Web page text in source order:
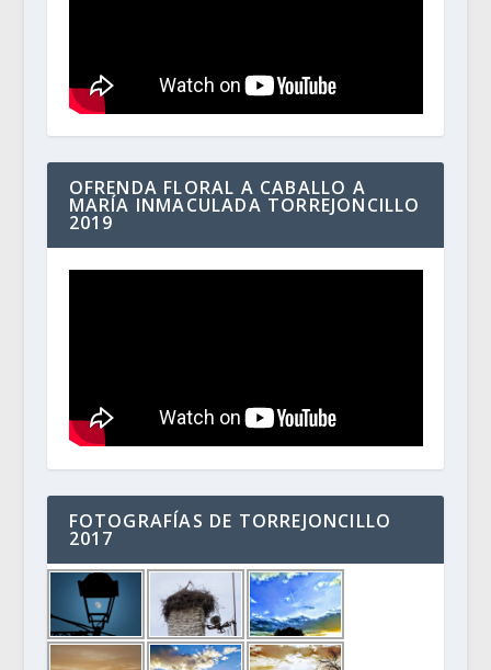
OFRENDA FLORAL A CABALLO A
MARÍA INMACULADA TORREJONCILLO
2019
FOTOGRAFÍAS DE TORREJONCILLO
2017